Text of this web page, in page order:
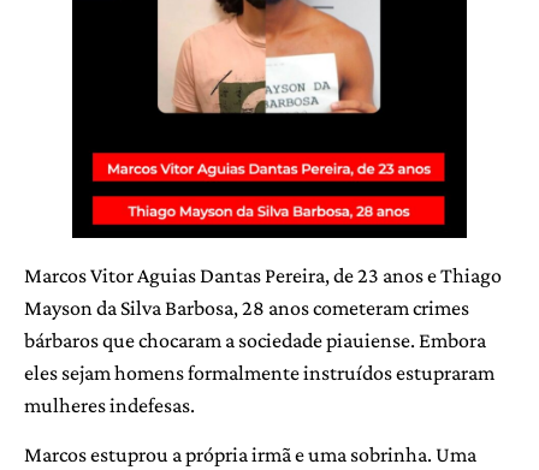
Marcos Vitor Aguias Dantas Pereira, de 23 anos e Thiago
Mayson da Silva Barbosa, 28 anos cometeram crimes
bárbaros que chocaram a sociedade piauiense. Embora
eles sejam homens formalmente instruídos estupraram
mulheres indefesas.
Marcos estuprou a própria irmã e uma sobrinha. Uma